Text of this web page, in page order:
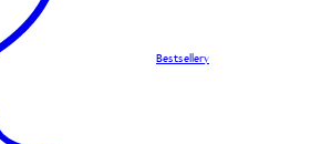
Bestsellery